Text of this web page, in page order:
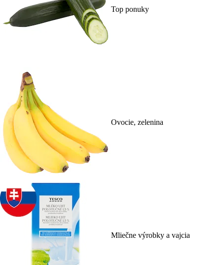
Top ponuky
Ovocie, zelenina
Mliečne výrobky a vajcia